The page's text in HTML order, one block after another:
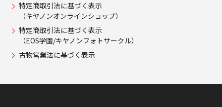
特定商取引法に基づく表示
（キヤノンオンラインショップ）
特定商取引法に基づく表示
（EOS学園/キヤノンフォトサークル）
古物営業法に基づく表示